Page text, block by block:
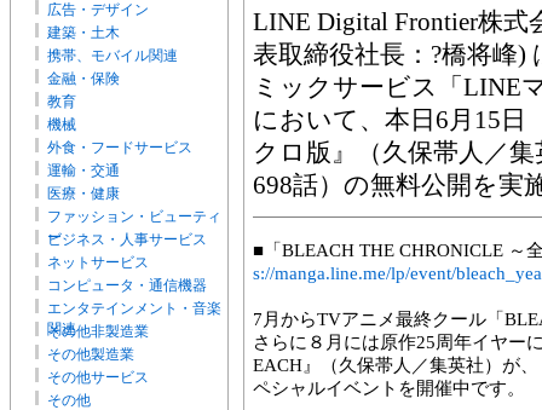
広告・デザイン
建築・土木
携帯、モバイル関連
金融・保険
教育
機械
外食・フードサービス
運輸・交通
医療・健康
ファッション・ビューティ
ー
ビジネス・人事サービス
ネットサービス
コンピュータ・通信機器
エンタテインメント・音楽
関連
その他非製造業
その他製造業
その他サービス
その他
LINE Digital Frontier株式
表取締役社長：?橋将峰)
ミックサービス「LINE
において、本日6月15日
クロ版』（久保帯人／
698話）の無料公開を実
■「BLEACH THE CHRONICLE ～
s://manga.line.me/lp/event/
7月からTVアニメ最終クール「
さらに８月には原作25周年イヤー
EACH』（久保帯人／集英社）が
ペシャルイベントを開催中です。